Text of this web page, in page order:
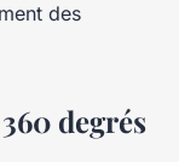
des
degrés